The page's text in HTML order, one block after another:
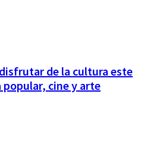
de la cultura este
cine y arte